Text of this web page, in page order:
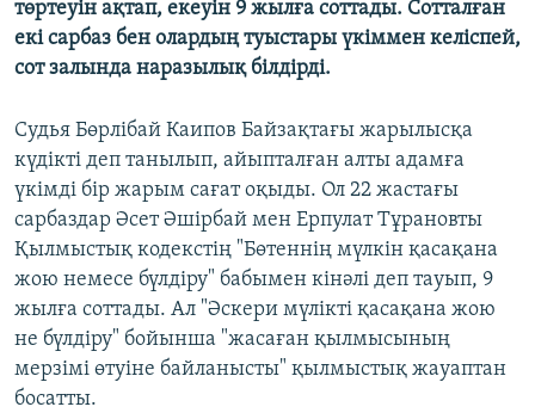
төртеуін ақтап, екеуін 9 жылға соттады. Сотталған
екі сарбаз бен олардың туыстары үкіммен келіспей,
сот залында наразылық білдірді.
Судья Бөрлібай Каипов Байзақтағы жарылысқа
күдікті деп танылып, айыпталған алты адамға
үкімді бір жарым сағат оқыды. Ол 22 жастағы
сарбаздар Әсет Әшірбай мен Ерпулат Тұрановты
Қылмыстық кодекстің "Бөтеннің мүлкін қасақана
жою немесе бүлдіру" бабымен кінәлі деп тауып, 9
жылға соттады. Ал "Әскери мүлікті қасақана жою
не бүлдіру" бойынша "жасаған қылмысының
мерзімі өтуіне байланысты" қылмыстық жауаптан
босатты.